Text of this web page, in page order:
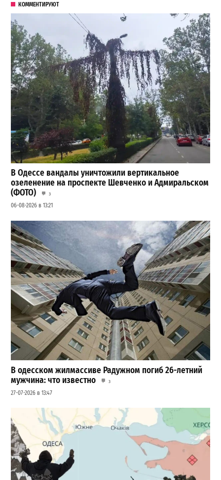
КОММЕНТИРУЮТ
В Одессе вандалы уничтожили вертикальное
озеленение на проспекте Шевченко и Адмиральском
(ФОТО)
3
06-08-2026 в 13:21
В одесском жилмассиве Радужном погиб 26-летний
мужчина: что известно
3
27-07-2026 в 13:47